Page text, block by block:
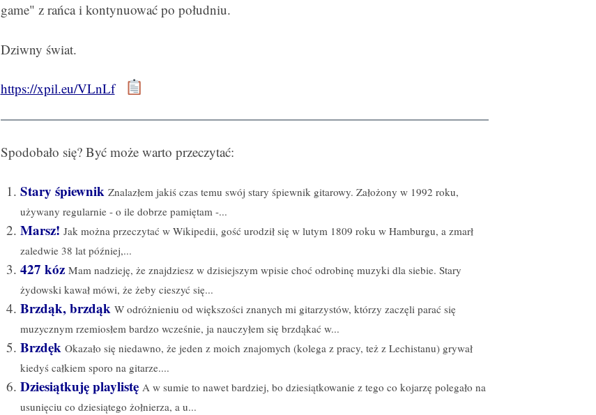
game" z rańca i kontynuować po południu.
Dziwny świat.
https://xpil.eu/VLnLf
Spodobało się? Być może warto przeczytać:
Stary śpiewnik Znalazłem jakiś czas temu swój stary śpiewnik gitarowy. Założony w 1992 roku,
używany regularnie - o ile dobrze pamiętam -...
Marsz! Jak można przeczytać w Wikipedii, gość urodził się w lutym 1809 roku w Hamburgu, a zmarł
zaledwie 38 lat później,...
427 kóz Mam nadzieję, że znajdziesz w dzisiejszym wpisie choć odrobinę muzyki dla siebie. Stary
żydowski kawał mówi, że żeby cieszyć się...
Brzdąk, brzdąk W odróżnieniu od większości znanych mi gitarzystów, którzy zaczęli parać się
muzycznym rzemiosłem bardzo wcześnie, ja nauczyłem się brzdąkać w...
Brzdęk Okazało się niedawno, że jeden z moich znajomych (kolega z pracy, też z Lechistanu) grywał
kiedyś całkiem sporo na gitarze....
Dziesiątkuję playlistę A w sumie to nawet bardziej, bo dziesiątkowanie z tego co kojarzę polegało na
usunięciu co dziesiątego żołnierza, a u...